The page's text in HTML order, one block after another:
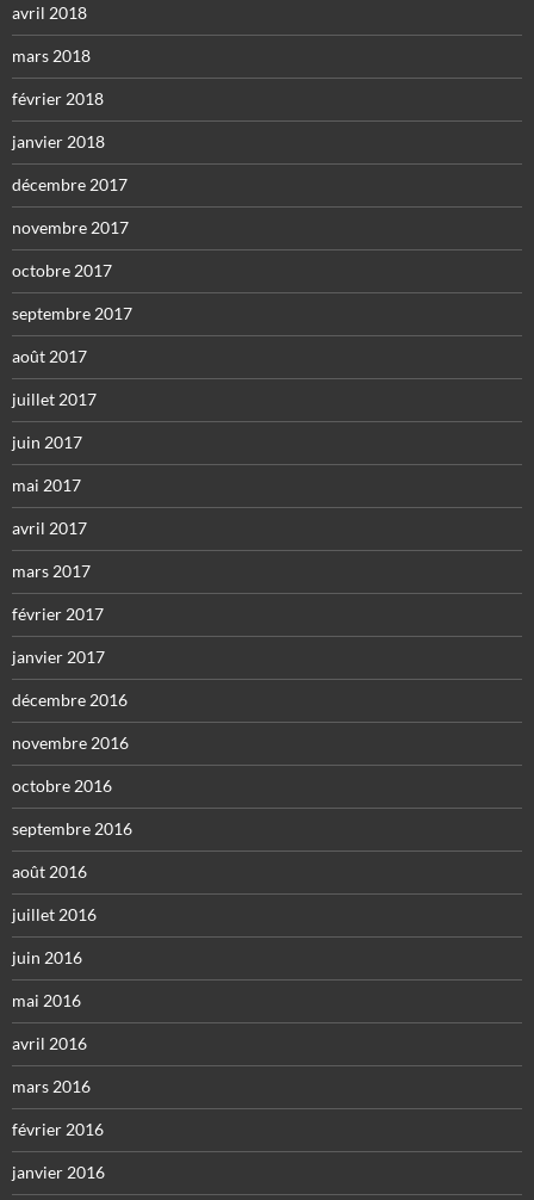
avril 2018
mars 2018
février 2018
janvier 2018
décembre 2017
novembre 2017
octobre 2017
septembre 2017
août 2017
juillet 2017
juin 2017
mai 2017
avril 2017
mars 2017
février 2017
janvier 2017
décembre 2016
novembre 2016
octobre 2016
septembre 2016
août 2016
juillet 2016
juin 2016
mai 2016
avril 2016
mars 2016
février 2016
janvier 2016